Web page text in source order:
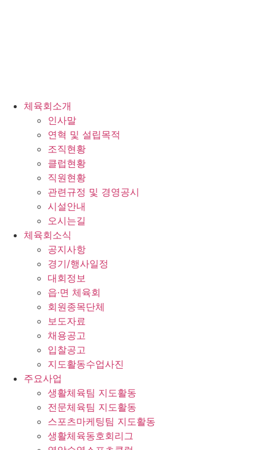
체육회소개
인사말
연혁 및 설립목적
조직현황
클럽현황
직원현황
관련규정 및 경영공시
시설안내
오시는길
체육회소식
공지사항
경기/행사일정
대회정보
읍·면 체육회
회원종목단체
보도자료
채용공고
입찰공고
지도활동수업사진
주요사업
생활체육팀 지도활동
전문체육팀 지도활동
스포츠마케팅팀 지도활동
생활체육동호회리그